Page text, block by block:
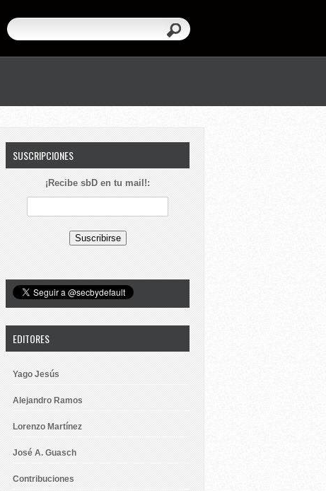
SUSCRIPCIONES
¡Recibe sbD en tu mail!:
EDITORES
Yago Jesús
Alejandro Ramos
Lorenzo Martínez
José A. Guasch
Contribuciones